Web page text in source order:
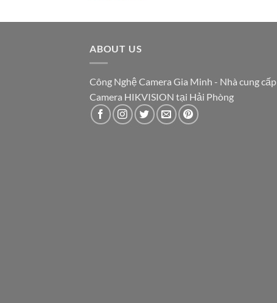
ABOUT US
Công Nghệ Camera Gia Minh - Nhà cung cấp
Camera HIKVISION tại Hải Phòng